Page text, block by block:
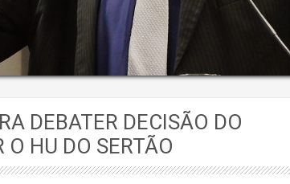
DEBATER DECISÃO DO
O HU DO SERTÃO